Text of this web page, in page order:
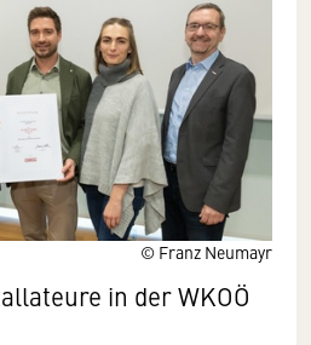
© Franz Neumayr
in der WKOÖ